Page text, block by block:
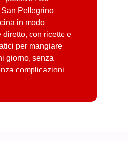
San Pellegrino
in modo
diretto, con ricette e
per mangiare
giorno, senza
complicazioni